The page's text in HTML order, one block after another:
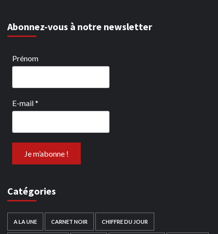
Abonnez-vous à notre newsletter
Prénom
E-mail*
Catégories
A LA UNE CARNET NOIR CHIFFRE DU JOUR